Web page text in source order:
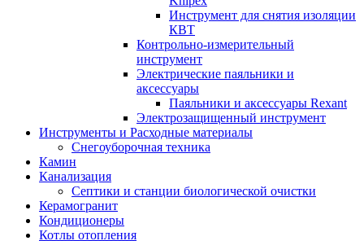
Инструмент для снятия изоляции
КВТ
Контрольно-измерительный
инструмент
Электрические паяльники и
аксессуары
Паяльники и аксессуары Rexant
Электрозащищенный инструмент
Инструменты и Расходные материалы
Снегоуборочная техника
Камин
Канализация
Септики и станции биологической очистки
Керамогранит
Кондиционеры
Котлы отопления